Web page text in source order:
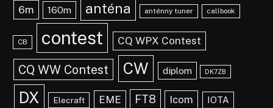
6m 160m anténa anténny tuner callbook
CB contest CQ WPX Contest
CQ WW Contest CW diplom DK7ZB
DX Elecraft EME FT8 Icom IOTA